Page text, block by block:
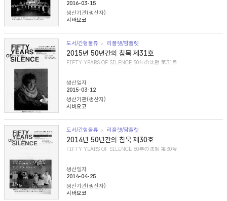
2016-03-15
생산기관(생산자)
시바요코
도서/간행물류 리플렛/팜플렛
2015년 50년간의 침묵 제31호
FIFTY YEARS OF SILENCE 50年の沈黙 第31号
생산일자
2015-03-12
생산기관(생산자)
시바요코
도서/간행물류 리플렛/팜플렛
2014년 50년간의 침묵 제30호
FIFTY YEARS OF SILENCE 50年の沈黙 第30号
생산일자
2014-04-25
생산기관(생산자)
시바요코